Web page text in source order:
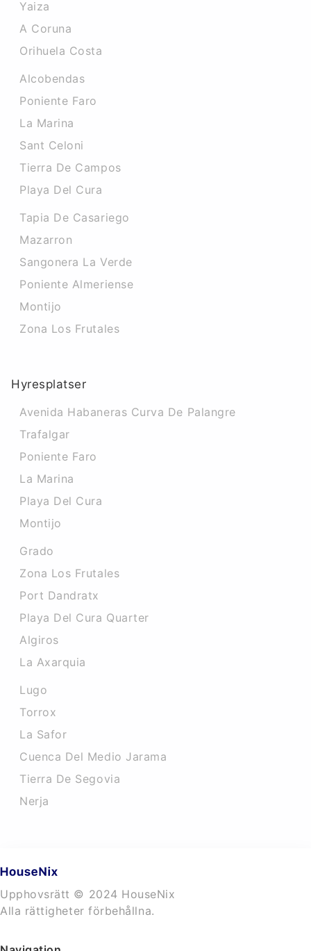
Yaiza
A Coruna
Orihuela Costa
Alcobendas
Poniente Faro
La Marina
Sant Celoni
Tierra De Campos
Playa Del Cura
Tapia De Casariego
Mazarron
Sangonera La Verde
Poniente Almeriense
Montijo
Zona Los Frutales
Hyresplatser
Avenida Habaneras Curva De Palangre
Trafalgar
Poniente Faro
La Marina
Playa Del Cura
Montijo
Grado
Zona Los Frutales
Port Dandratx
Playa Del Cura Quarter
Algiros
La Axarquia
Lugo
Torrox
La Safor
Cuenca Del Medio Jarama
Tierra De Segovia
Nerja
Upphovsrätt © 2024 HouseNix
Alla rättigheter förbehållna.